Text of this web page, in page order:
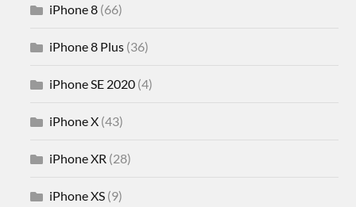
iPhone 8 (66)
iPhone 8 Plus (36)
iPhone SE 2020 (4)
iPhone X (43)
iPhone XR (28)
iPhone XS (9)